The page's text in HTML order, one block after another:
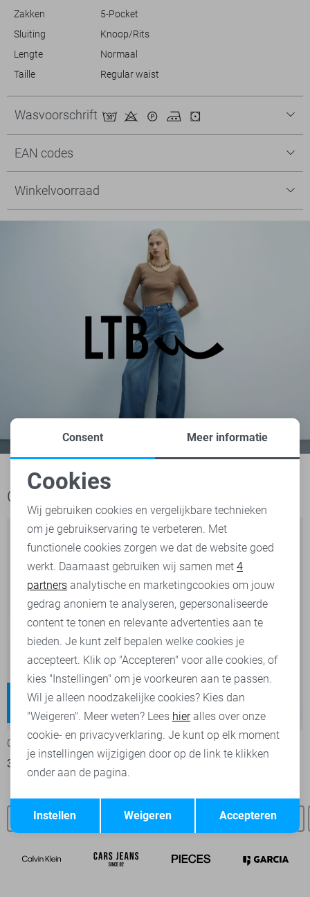
Zakken
5-Pocket
Sluiting
Knoop/Rits
Lengte
Normaal
Taille
Regular waist
Wasvoorschrift
EAN codes
Winkelvoorraad
Ook het bekijken waard
Blush
Regular waist
-30%
Only Jeans
35,00
Juicy
High waist
Only Jeans
39,95
LTB jeans Vero Moda jeans Garcia jeans Mac jeans
Noodzakelijke cookies
Personalisatie cookies
Analytische cookies
Marketing cookies
Terug Opslaan
Consent Meer informatie
Cookies
Wij gebruiken cookies en vergelijkbare technieken
om je gebruikservaring te verbeteren. Met
functionele cookies zorgen we dat de website goed
werkt. Daarnaast gebruiken wij samen met 4
partners analytische en marketingcookies om jouw
gedrag anoniem te analyseren, gepersonaliseerde
content te tonen en relevante advertenties aan te
bieden. Je kunt zelf bepalen welke cookies je
accepteert. Klik op "Accepteren" voor alle cookies, of
kies "Instellingen" om je voorkeuren aan te passen.
Wil je alleen noodzakelijke cookies? Kies dan
"Weigeren". Meer weten? Lees hieralles over onze
cookie- en privacyverklaring. Je kunt op elk moment
je instellingen wijzigigen door op de link te klikken
onder aan de pagina.
Accepteren
Weigeren
Instellen